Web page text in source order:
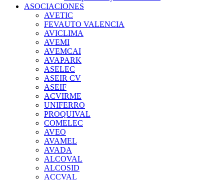
ASOCIACIONES
AVETIC
FEVAUTO VALENCIA
AVICLIMA
AVEMI
AVEMCAI
AVAPARK
ASELEC
ASEIR CV
ASEIF
ACVIRME
UNIFERRO
PROQUIVAL
COMELEC
AVEO
AVAMEL
AVADA
ALCOVAL
ALCOSID
ACCVAL